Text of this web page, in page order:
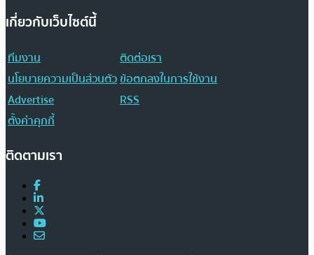
เกี่ยวกับเว็บไซต์นี้
ทีมงาน
ติดต่อเรา
นโยบายความเป็นส่วนตัวข้อตกลงในการใช้งาน
Advertise
RSS
ตั้งค่าคุกกี้
ติดตามเรา